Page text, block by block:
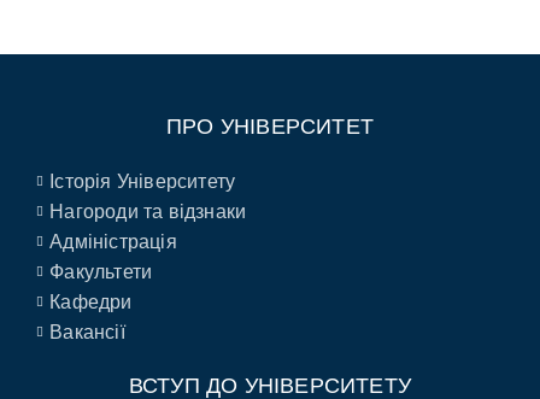
ПРО УНІВЕРСИТЕТ
Історія Університету
Нагороди та відзнаки
Адміністрація
Факультети
Кафедри
Вакансії
ВСТУП ДО УНІВЕРСИТЕТУ